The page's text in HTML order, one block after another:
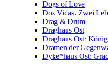
Dogs of Love
Dos Vidas. Zwei
Drag & Drum
Draghaus Ost
Draghaus Ost:
Dramen der
Dyke*haus Ost: